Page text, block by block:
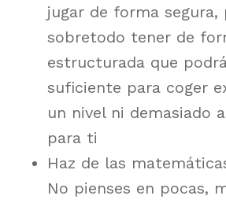
jugar de forma segura,
sobretodo tener de
estructurada que
suficiente para coger
un nivel ni demasiado
para ti
Haz de las
No pienses en pocas,